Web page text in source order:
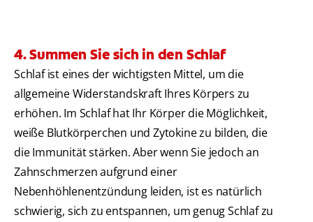
4. Summen Sie sich in den Schlaf
Schlaf ist eines der wichtigsten Mittel, um die
allgemeine Widerstandskraft Ihres Körpers zu
erhöhen. Im Schlaf hat Ihr Körper die Möglichkeit,
weiße Blutkörperchen und Zytokine zu bilden, die
die Immunität stärken. Aber wenn Sie jedoch an
Zahnschmerzen aufgrund einer
Nebenhöhlenentzündung leiden, ist es natürlich
schwierig, sich zu entspannen, um genug Schlaf zu